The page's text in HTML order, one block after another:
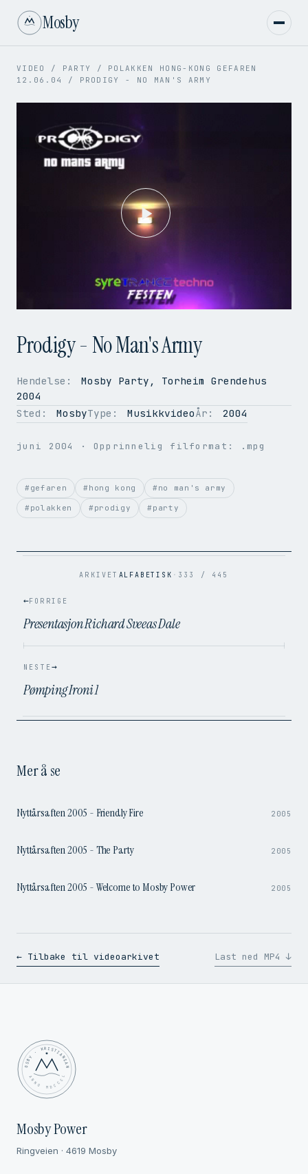
Mosby
VIDEO / PARTY / POLAKKEN HONG-KONG GEFAREN
12.06.04
/ PRODIGY - NO MAN'S ARMY
Play
Video
OPPLØSNING 352 × 288
BILDER PER SEK. 50
FILSTØRRELSE 32.3 MB
OPPRINNELIG .mpg → .mp4
Prodigy - No Man's Army
Hendelse:
Mosby Party, Torheim Grendehus
2004
Sted:
MosbyType: MusikkvideoÅr: 2004
juni 2004 · Opprinnelig filformat: .mpg
#gefaren #hong kong #no man's army
#polakken #prodigy #party
ARKIVET ALFABETISK · 333 / 445
←FORRIGE
Presentasjon Richard Sveeas Dale
NESTE→
Pømping Ironi 1
Mer å se
Nyttårsaften 2005 - Friendly Fire 2005
3:46
Nyttårsaften 2005 - The Party 2005
3:34
Nyttårsaften 2005 - Welcome to Mosby Power 2005
← Tilbake til videoarkivet Last ned MP4 ↓
MOSBY · KRISTIANSAND
✦ ANNO MDCCCL ✦
Mosby Power
Ringveien · 4619 Mosby